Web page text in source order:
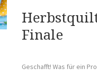
Finale
Geschafft! Was für ein